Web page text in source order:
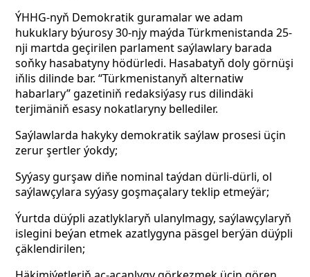
ÝHHG-nyň Demokratik guramalar we adam
hukuklary býurosy 30-njy maýda Türkmenistanda 25-
nji martda geçirilen parlament saýlawlary barada
soňky hasabatyny hödürledi. Hasabatyň doly görnüşi
iňlis dilinde bar. “Türkmenistanyň alternatiw
habarlary” gazetiniň redaksiýasy rus dilindäki
terjimäniň esasy nokatlaryny bellediler.
Saýlawlarda hakyky demokratik saýlaw prosesi üçin
zerur şertler ýokdy;
Syýasy gurşaw diňe nominal taýdan dürli-dürli, ol
saýlawçylara syýasy goşmaçalary teklip etmeýär;
Ýurtda düýpli azatlyklaryň ulanylmagy, saýlawçylaryň
islegini beýan etmek azatlygyna päsgel berýän düýpli
çäklendirilen;